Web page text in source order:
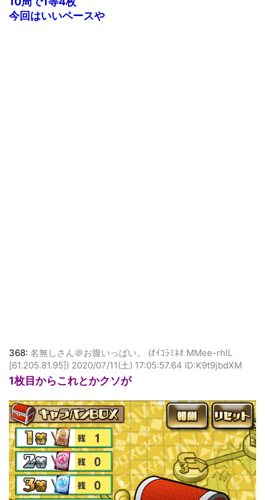
10周で1等4枚
368:名無しさん＠お腹いっぱい。 (ｵｲｺﾗﾐﾈｵ MMee-rhlL
[61.205.81.95]) 2020/07/11(土) 17:05:57.64 ID:K9t9jbdXM